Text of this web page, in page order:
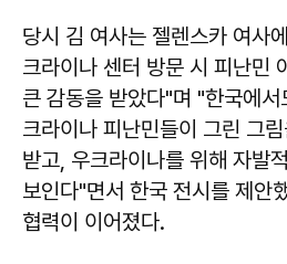
당시 김 여사는 젤렌스카 여사
크라이나 센터 방문 시 피난민
큰 감동을 받았다"며 "한국에
크라이나 피난민들이 그린 그
받고, 우크라이나를 위해 자발
보인다"면서 한국 전시를 제안
협력이 이어졌다.